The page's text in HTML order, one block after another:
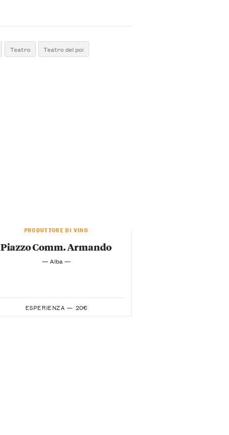
Teatro Teatro del poi
PRODUTTORE DI VINO
Piazzo Comm. Armando
— Alba —
ESPERIENZA — 20€